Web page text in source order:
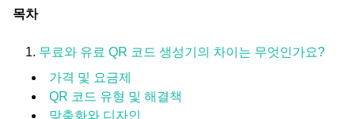
목차
무료와 유료 QR 코드 생성기의 차이는 무엇인가요?
가격 및 요금제
QR 코드 유형 및 해결책
맞춤화와 디자인